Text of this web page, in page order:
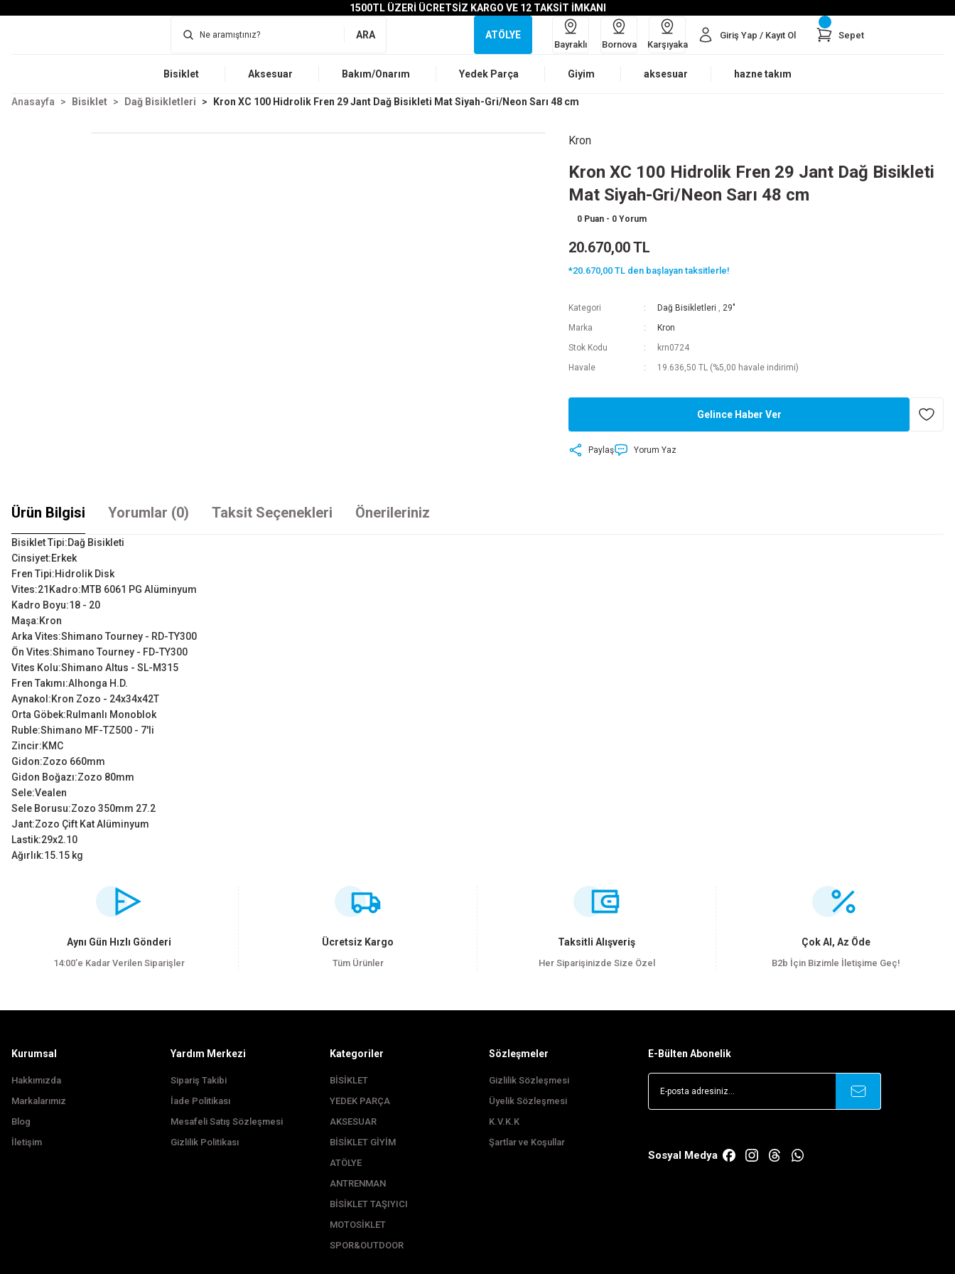
1500TL ÜZERİ ÜCRETSİZ KARGO VE 12 TAKSİT İMKANI
ARA ATÖLYE
Bayraklı Bornova Karşıyaka
Giriş Yap / Kayıt Ol Sepet
Bisiklet Aksesuar Bakım/Onarım Yedek Parça Giyim aksesuar hazne takım
Anasayfa Bisiklet Dağ Bisikletleri Kron XC 100 Hidrolik Fren 29 Jant Dağ Bisikleti Mat Siyah-Gri/Neon Sarı 48 cm
Kron
Kron XC 100 Hidrolik Fren 29 Jant Dağ Bisikleti
Mat Siyah-Gri/Neon Sarı 48 cm
0 Puan - 0 Yorum
20.670,00 TL
*20.670,00 TL den başlayan taksitlerle!
Kategori Dağ Bisikletleri , 29"
Marka
Kron
Stok Kodu
krn0724
Havale
19.636,50 TL (%5,00 havale indirimi)
Gelince Haber Ver
Paylaş Yorum Yaz
Ürün Bilgisi Yorumlar (0) Taksit Seçenekleri Önerileriniz
Bisiklet Tipi:Dağ Bisikleti
Cinsiyet:Erkek
Fren Tipi:Hidrolik Disk
Vites:21Kadro:MTB 6061 PG Alüminyum
Kadro Boyu:18 - 20
Maşa:Kron
Arka Vites:Shimano Tourney - RD-TY300
Ön Vites:Shimano Tourney - FD-TY300
Vites Kolu:Shimano Altus - SL-M315
Fren Takımı:Alhonga H.D.
Aynakol:Kron Zozo - 24x34x42T
Orta Göbek:Rulmanlı Monoblok
Ruble:Shimano MF-TZ500 - 7'li
Zincir:KMC
Gidon:Zozo 660mm
Gidon Boğazı:Zozo 80mm
Sele:Vealen
Sele Borusu:Zozo 350mm 27.2
Jant:Zozo Çift Kat Alüminyum
Lastik:29x2.10
Ağırlık:15.15 kg
Görüş ve önerileriniz için teşekkür ederiz.
Ürün açıklamasında eksik bilgiler bulunuyor.
Ürün bilgilerinde hatalar bulunuyor.
Aynı Gün Hızlı Gönderi
14:00’e Kadar Verilen Siparişler
Ücretsiz Kargo
Tüm Ürünler
Taksitli Alışveriş
Her Siparişinizde Size Özel
Çok Al, Az Öde
B2b İçin Bizimle İletişime Geç!
Kurumsal
Hakkımızda
Markalarımız
Blog
İletişim
Yardım Merkezi
Sipariş Takibi
İade Politikası
Mesafeli Satış Sözleşmesi
Gizlilik Politikası
Kategoriler
BİSİKLET
YEDEK PARÇA
AKSESUAR
BİSİKLET GİYİM
ATÖLYE
ANTRENMAN
BİSİKLET TAŞIYICI
MOTOSİKLET
SPOR&OUTDOOR
Sözleşmeler
Gizlilik Sözleşmesi
Üyelik Sözleşmesi
K.V.K.K
Şartlar ve Koşullar
E-Bülten Abonelik
Sosyal Medya